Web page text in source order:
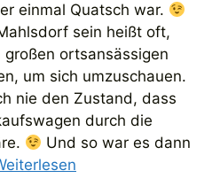
einmal Quatsch war.
sein heißt oft,
ortsansässigen
um sich umzuschauen.
nie den Zustand, dass
durch die
Und so war es dann